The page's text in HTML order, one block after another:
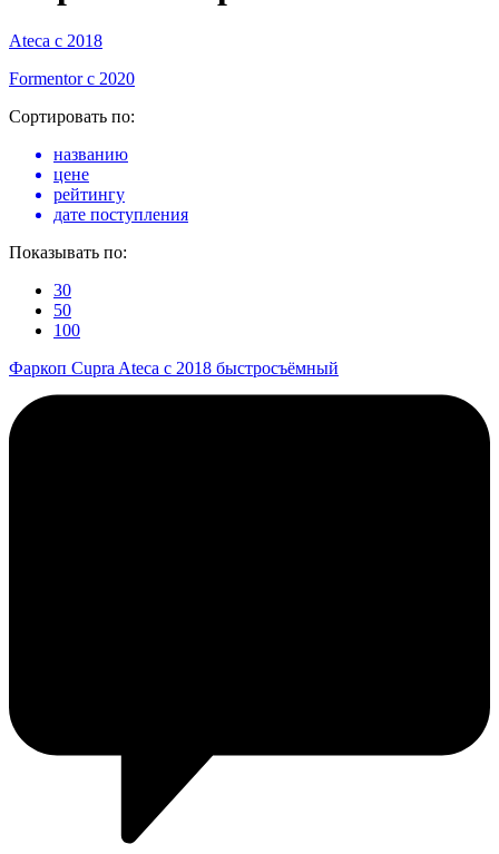
Ateca с 2018
Formentor с 2020
Сортировать по:
названию
цене
рейтингу
дате поступления
Показывать по:
30
50
100
Фаркоп Cupra Ateca с 2018 быстросъёмный